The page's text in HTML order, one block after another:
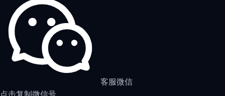
客服微信
点击复制微信号